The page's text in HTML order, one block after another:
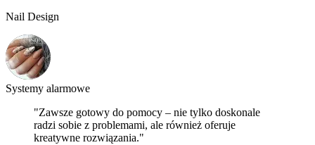
Nail Design
Systemy alarmowe
"Zawsze gotowy do pomocy – nie tylko doskonale
radzi sobie z problemami, ale również oferuje
kreatywne rozwiązania."